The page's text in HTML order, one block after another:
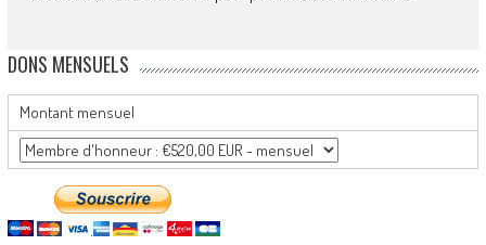
DONS MENSUELS
Montant mensuel